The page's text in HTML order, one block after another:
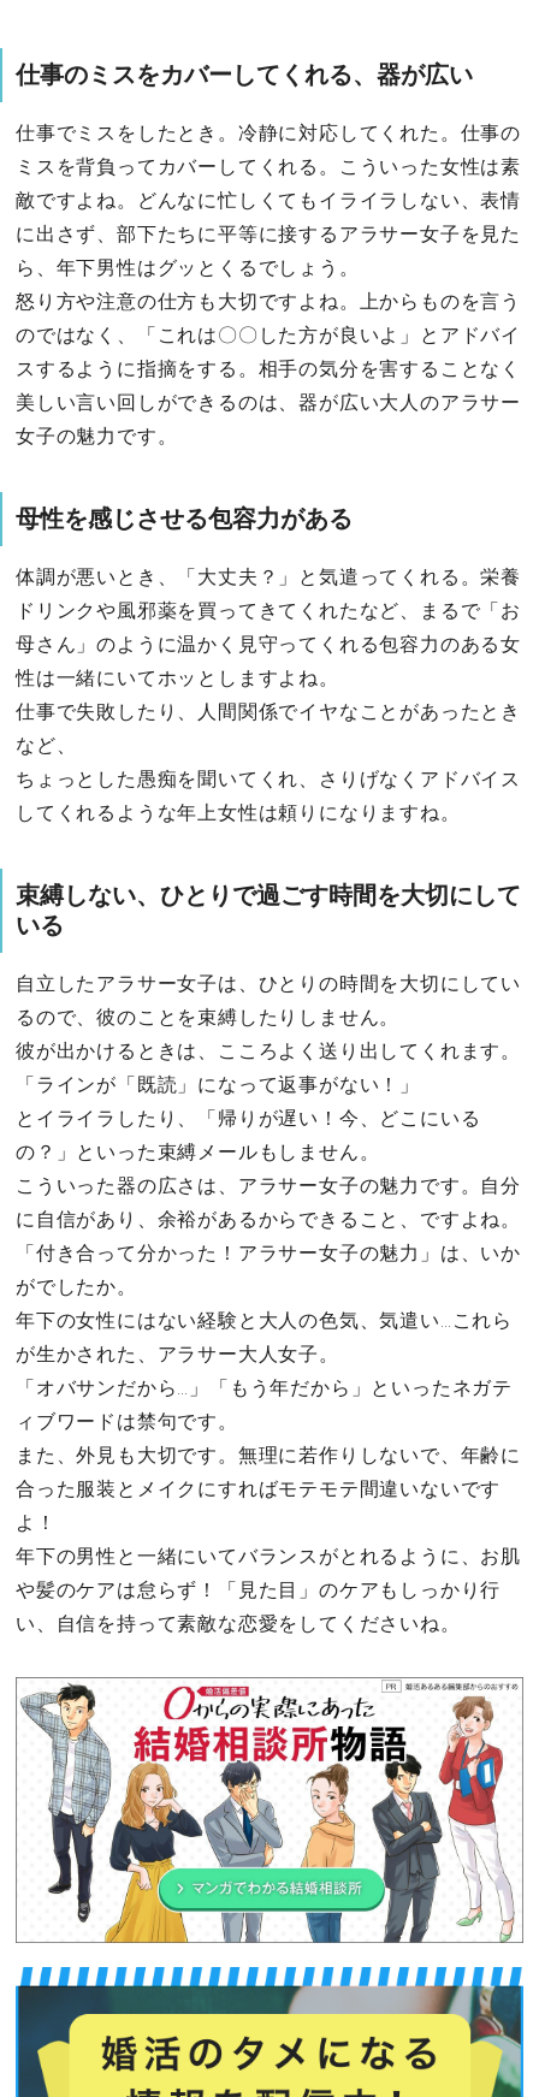
仕事のミスをカバーしてくれる、器が広い
仕事でミスをしたとき。冷静に対応してくれた。仕事の
ミスを背負ってカバーしてくれる。こういった女性は素
敵ですよね。どんなに忙しくてもイライラしない、表情
に出さず、部下たちに平等に接するアラサー女子を見た
ら、年下男性はグッとくるでしょう。
怒り方や注意の仕方も大切ですよね。上からものを言う
のではなく、「これは〇〇した方が良いよ」とアドバイ
スするように指摘をする。相手の気分を害することなく
美しい言い回しができるのは、器が広い大人のアラサー
女子の魅力です。
母性を感じさせる包容力がある
体調が悪いとき、「大丈夫？」と気遣ってくれる。栄養
ドリンクや風邪薬を買ってきてくれたなど、まるで「お
母さん」のように温かく見守ってくれる包容力のある女
性は一緒にいてホッとしますよね。
仕事で失敗したり、人間関係でイヤなことがあったとき
など、
ちょっとした愚痴を聞いてくれ、さりげなくアドバイス
してくれるような年上女性は頼りになりますね。
束縛しない、ひとりで過ごす時間を大切にして
いる
自立したアラサー女子は、ひとりの時間を大切にしてい
るので、彼のことを束縛したりしません。
彼が出かけるときは、こころよく送り出してくれます。
「ラインが「既読」になって返事がない！」
とイライラしたり、「帰りが遅い！今、どこにいる
の？」といった束縛メールもしません。
こういった器の広さは、アラサー女子の魅力です。自分
に自信があり、余裕があるからできること、ですよね。
「付き合って分かった！アラサー女子の魅力」は、いか
がでしたか。
年下の女性にはない経験と大人の色気、気遣い…これら
が生かされた、アラサー大人女子。
「オバサンだから…」「もう年だから」といったネガテ
ィブワードは禁句です。
また、外見も大切です。無理に若作りしないで、年齢に
合った服装とメイクにすればモテモテ間違いないです
よ！
年下の男性と一緒にいてバランスがとれるように、お肌
や髪のケアは怠らず！「見た目」のケアもしっかり行
い、自信を持って素敵な恋愛をしてくださいね。